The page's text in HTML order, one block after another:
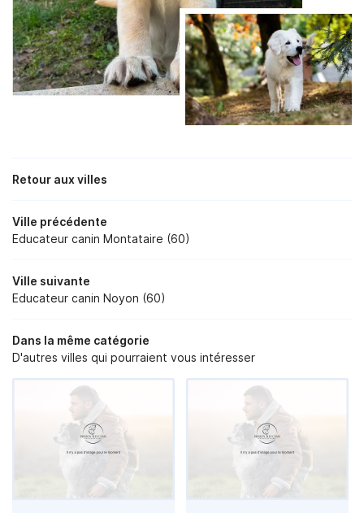
Retour aux villes
Ville précédente
Educateur canin Montataire (60)
Ville suivante
Educateur canin Noyon (60)
Dans la même catégorie
D'autres villes qui pourraient vous intéresser